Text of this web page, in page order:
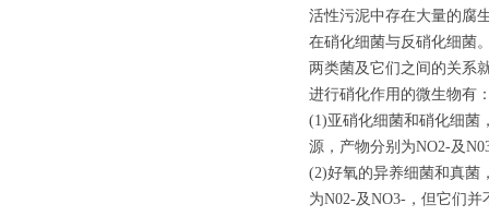
活性污泥中存在大量的腐
在硝化细菌与反硝化细菌
两类菌及它们之间的关系
进行硝化作用的微生物有
(1)亚硝化细菌和硝化细菌
源，产物分别为NO2-及
(2)好氧的异养细菌和真菌
为N02-及NO3-，但它们